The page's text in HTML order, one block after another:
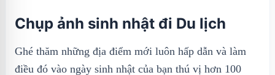
Chụp ảnh sinh nhật đi Du lịch
Ghé thăm những địa điểm mới luôn hấp dẫn và làm
điều đó vào ngày sinh nhật của bạn thú vị hơn 100